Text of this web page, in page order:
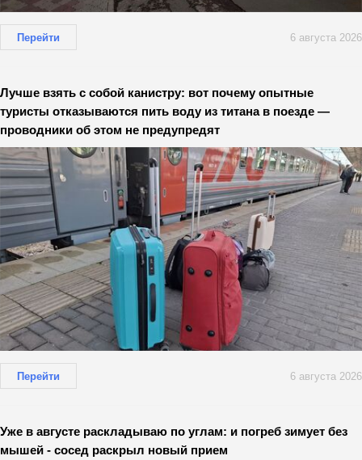
Перейти 6 августа 2026
Лучше взять с собой канистру: вот почему опытные
туристы отказываются пить воду из титана в поезде —
проводники об этом не предупредят
Перейти 6 августа 2026
Уже в августе раскладываю по углам: и погреб зимует без
мышей - сосед раскрыл новый прием